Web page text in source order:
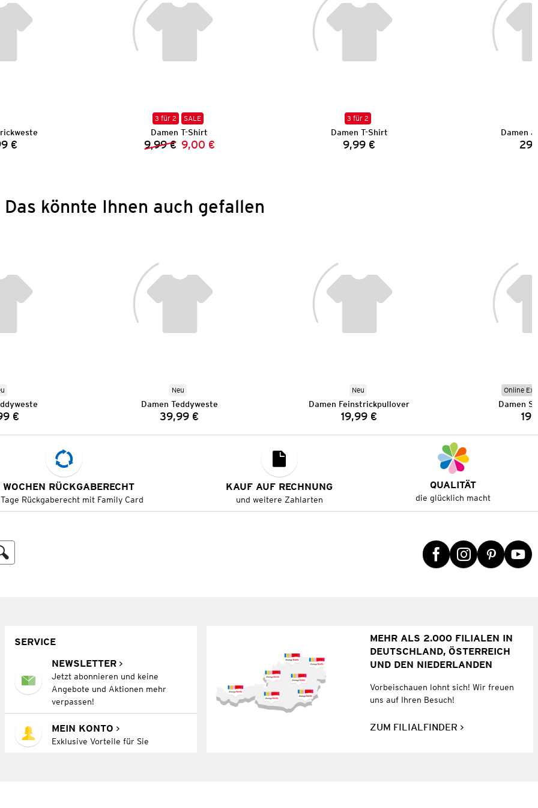
€
3 für 2 SALE
Damen T-Shirt
Vorheriger Preis:
9,99 € Neuer Preis:
9,00 €
3 für 2
Damen T-Shirt
Preis:
9,99 €
Damen
Das könnte Ihnen auch gefallen
€
Neu
Damen Teddyweste
Preis:
39,99 €
Neu
Damen Feinstrickpullover
Preis:
19,99 €
Online
Damen
RÜCKGABERECHT
Rückgaberecht mit Family Card
KAUF AUF RECHNUNG
und weitere Zahlarten
QUALITÄT
die glücklich macht
SERVICE
NEWSLETTER
Jetzt abonnieren und keine
Angebote und Aktionen mehr
verpassen!
MEIN KONTO
Exklusive Vorteile für Sie
MEHR ALS 2.000 FILIALEN IN
DEUTSCHLAND, ÖSTERREICH
UND DEN NIEDERLANDEN
Vorbeischauen lohnt sich! Wir freuen
uns auf Ihren Besuch!
ZUM FILIALFINDER